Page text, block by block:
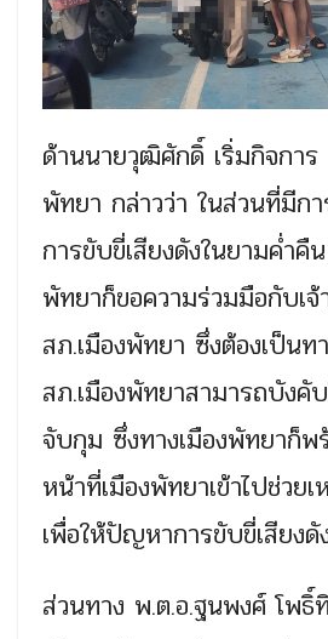
ด้านนายวุฒิศักดิ์ เริ่มกิจการ
พัทยา กล่าวว่า ในส่วนที่มีกา
การขับขี่เสียงดังในยามค่ำคื
พัทยาก็ขอความร่วมมือกับเ
สภ.เมืองพัทยา ซึ่งต้องเป็นท
สภ.เมืองพัทยาสามารถบังคั
จับกุม ซึ่งทางเมืองพัทยาก็พ
หน้าที่เมืองพัทยาเข้าไปช่วยเ
เพื่อให้ปัญหาการขับขี่เสียงดั
ส่วนทาง พ.ต.อ.ฐนพงศ์ โพธิ์